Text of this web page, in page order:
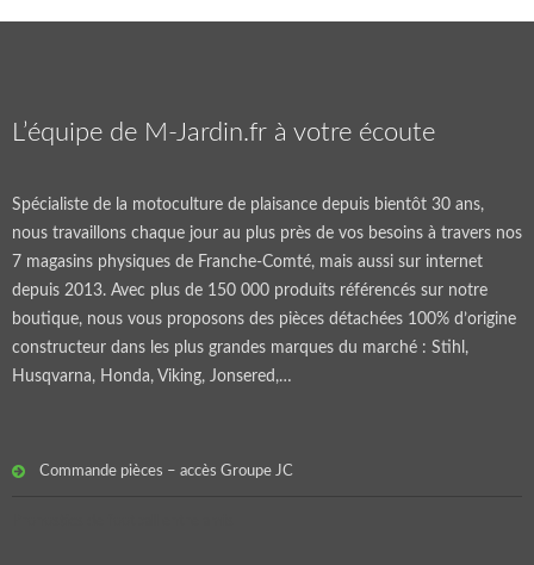
L’équipe de M-Jardin.fr à votre écoute
Spécialiste de la motoculture de plaisance depuis bientôt 30 ans,
nous travaillons chaque jour au plus près de vos besoins à travers nos
7 magasins physiques de Franche-Comté, mais aussi sur internet
depuis 2013. Avec plus de 150 000 produits référencés sur notre
boutique, nous vous proposons des pièces détachées 100% d’origine
constructeur dans les plus grandes marques du marché : Stihl,
Husqvarna, Honda, Viking, Jonsered,…
Commande pièces – accès Groupe JC